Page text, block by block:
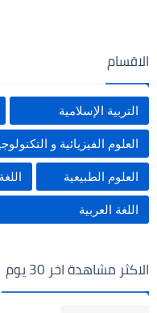
الاقسام
التربية الإسلامية
العلوم الفيزيائية و
العلوم الطبيعية
اللغة العربية
الاكثر مشاهدة اخر 30 يوم